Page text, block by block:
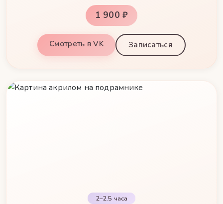
1 900 ₽
Смотреть в VK Записаться
2–2.5 часа